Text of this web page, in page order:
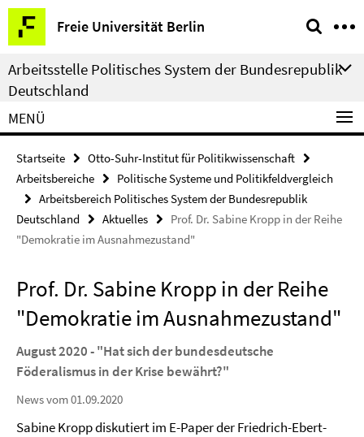
Springe
direkt
zu
Inhalt
Freie Universität Berlin
Service-
Navigation
Arbeitsstelle Politisches System der Bundesrepublik
Deutschland
MENÜ
Startseite
Otto-Suhr-Institut für Politikwissenschaft
Arbeitsbereiche
Politische Systeme und Politikfeldvergleich
Arbeitsbereich Politisches System der Bundesrepublik
Deutschland
Aktuelles
Prof. Dr. Sabine Kropp in der Reihe
"Demokratie im Ausnahmezustand"
Prof. Dr. Sabine Kropp in der Reihe
"Demokratie im Ausnahmezustand"
August 2020 - "Hat sich der bundesdeutsche
Föderalismus in der Krise bewährt?"
News vom 01.09.2020
Sabine Kropp diskutiert im E-Paper der Friedrich-Ebert-